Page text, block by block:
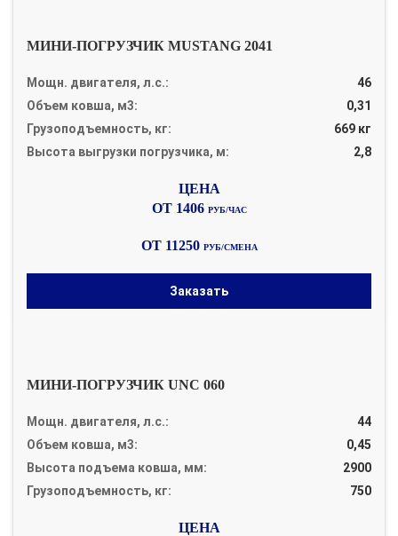
МИНИ-ПОГРУЗЧИК MUSTANG 2041
Мощн. двигателя, л.с.:
46
Объем ковша, м3:
0,31
Грузоподъемность, кг:
669 кг
Высота выгрузки погрузчика, м:
2,8
ОТ 1406 РУБ/ЧАС
ОТ 11250 РУБ/СМЕНА
Заказать
МИНИ-ПОГРУЗЧИК UNC 060
Мощн. двигателя, л.с.:
44
Объем ковша, м3:
0,45
Высота подъема ковша, мм:
2900
Грузоподъемность, кг:
750